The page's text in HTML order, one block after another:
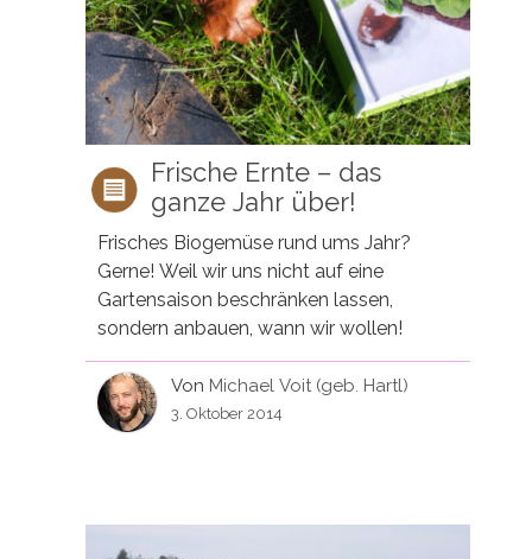
Frische Ernte – das
ganze Jahr über!
Frisches Biogemüse rund ums Jahr?
Gerne! Weil wir uns nicht auf eine
Gartensaison beschränken lassen,
sondern anbauen, wann wir wollen!
Von Michael Voit (geb. Hartl)
3. Oktober 2014